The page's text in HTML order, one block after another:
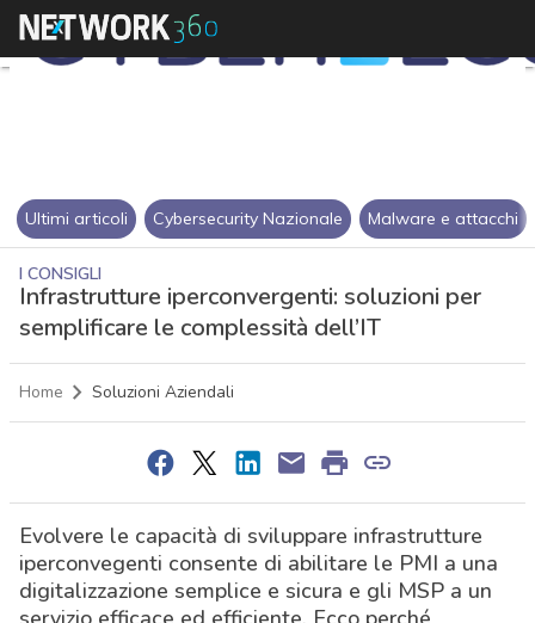
Ultimi articoli Cybersecurity Nazionale Malware e attacchi
I CONSIGLI
Infrastrutture iperconvergenti: soluzioni per
semplificare le complessità dell’IT
Home Soluzioni Aziendali
Evolvere le capacità di sviluppare infrastrutture
iperconvegenti consente di abilitare le PMI a una
digitalizzazione semplice e sicura e gli MSP a un